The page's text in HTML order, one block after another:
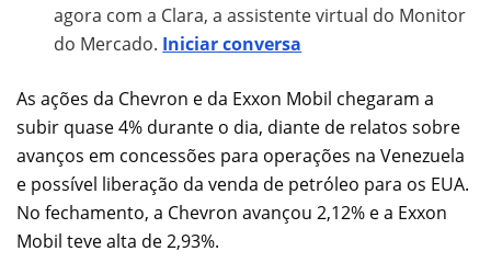
agora com a Clara, a assistente virtual do Monitor
do Mercado. Iniciar conversa
As ações da Chevron e da Exxon Mobil chegaram a
subir quase 4% durante o dia, diante de relatos sobre
avanços em concessões para operações na Venezuela
e possível liberação da venda de petróleo para os EUA.
No fechamento, a Chevron avançou 2,12% e a Exxon
Mobil teve alta de 2,93%.